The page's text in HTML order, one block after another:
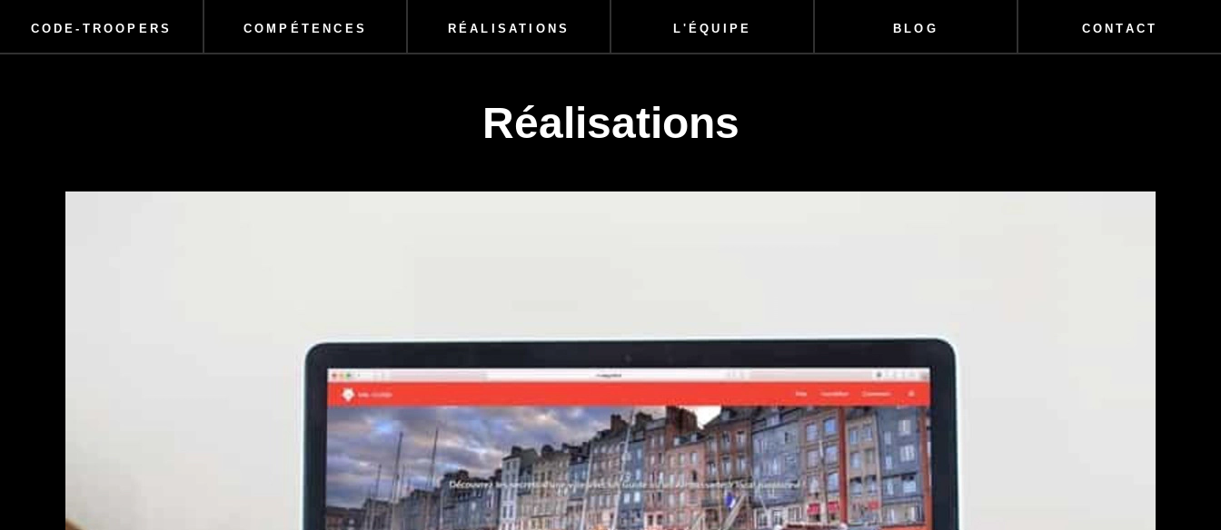
CODE-TROOPERS COMPÉTENCES RÉALISATIONS L'ÉQUIPE BLOG CONTACT
Réalisations